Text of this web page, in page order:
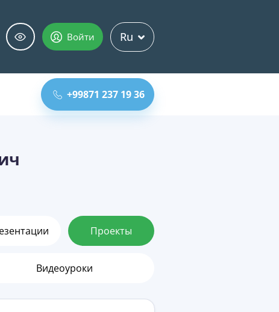
Войти Ru
+99871 237 19 36
Проекты
Видеоуроки